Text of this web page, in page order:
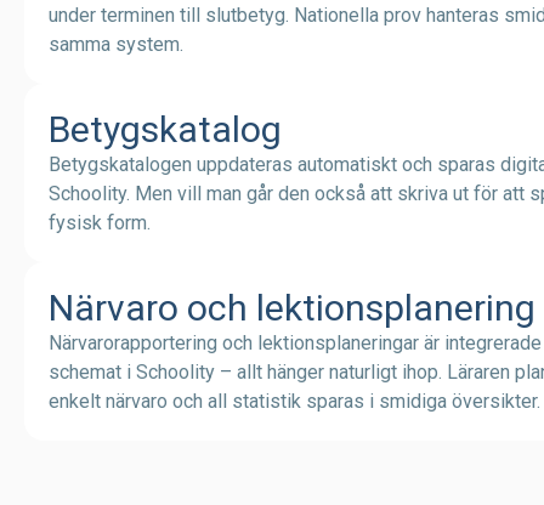
under terminen till slutbetyg. Nationella prov hanteras
samma system.
Betygskatalog
Betygskatalogen uppdateras automatiskt och sparas
Schoolity. Men vill man går den också att skriva ut för att
fysisk form.
Närvaro och lektionsplanering
Närvarorapportering och lektionsplaneringar är
schemat i Schoolity – allt hänger naturligt ihop. Läraren
enkelt närvaro och all statistik sparas i smidiga översikter.